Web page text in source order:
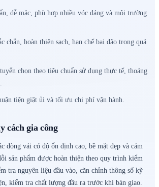
dễ mặc, phù hợp nhiều vóc dáng và môi trường
chắn, hoàn thiện sạch, hạn chế bai dão trong quá
chọn theo tiêu chuẩn sử dụng thực tế, thoáng
tiện giặt ủi và tối ưu chi phí vận hành.
cách gia công
dòng vải có độ ổn định cao, bề mặt đẹp và cảm
sản phẩm được hoàn thiện theo quy trình kiểm
tra nguyên liệu đầu vào, căn chỉnh thông số kỹ
kiểm tra chất lượng đầu ra trước khi bàn giao.